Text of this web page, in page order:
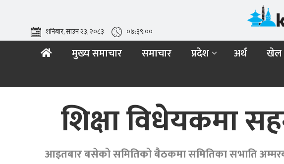
शनिबार, साउन २३, २०८३ ०७:३९:०१
मुख्य समाचार समाचार प्रदेश अर्थ खेल
शिक्षा विधेयकमा
आइतबार बसेको समितिको बैठकमा समितिका सभाति